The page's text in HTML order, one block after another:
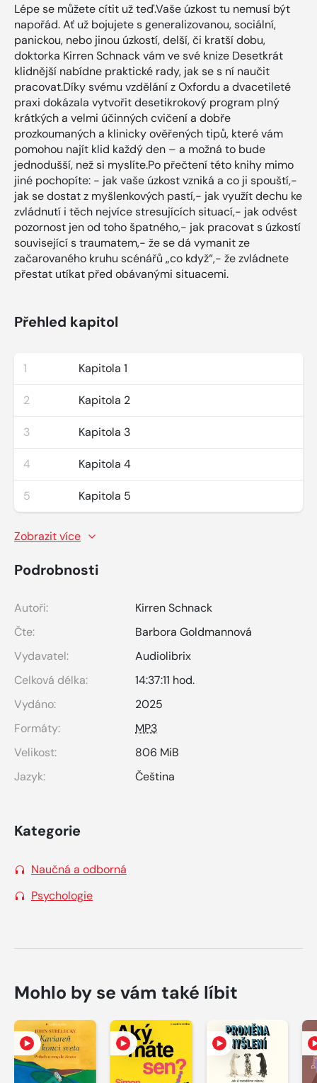
Lépe se můžete cítit už teď.Vaše úzkost tu nemusí být
napořád. Ať už bojujete s generalizovanou, sociální,
panickou, nebo jinou úzkostí, delší, či kratší dobu,
doktorka Kirren Schnack vám ve své knize Desetkrát
klidnější nabídne praktické rady, jak se s ní naučit
pracovat.Díky svému vzdělání z Oxfordu a dvacetileté
praxi dokázala vytvořit desetikrokový program plný
krátkých a velmi účinných cvičení a dobře
prozkoumaných a klinicky ověřených tipů, které vám
pomohou najít klid každý den – a možná to bude
jednodušší, než si myslíte.Po přečtení této knihy mimo
jiné pochopíte: - jak vaše úzkost vzniká a co ji spouští,-
jak se dostat z myšlenkových pastí,- jak využít dechu ke
zvládnutí i těch nejvíce stresujících situací,- jak odvést
pozornost jen od toho špatného,- jak pracovat s úzkostí
související s traumatem,- že se dá vymanit ze
začarovaného kruhu scénářů „co když“,- že zvládnete
přestat utíkat před obávanými situacemi.
Přehled kapitol
1 Kapitola 1
2 Kapitola 2
3 Kapitola 3
4 Kapitola 4
5 Kapitola 5
Zobrazit více
Podrobnosti
Autoři:
Kirren Schnack
Čte:
Barbora Goldmannová
Vydavatel:
Audiolibrix
Celková délka:
14:37:11 hod.
Vydáno:
2025
Formáty:
MP3
Velikost:
806 MiB
Jazyk:
Čeština
Kategorie
Naučná a odborná
Psychologie
Mohlo by se vám také líbit